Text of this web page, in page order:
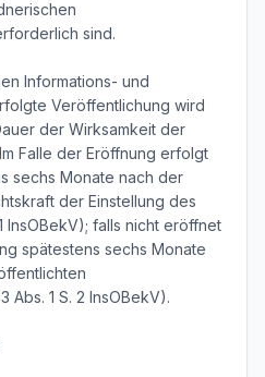
sind.
Informations- und
Veröffentlichung wird
der Wirksamkeit der
Falle der Eröffnung erfolgt
sechs Monate nach der
der Einstellung des
InsOBekV); falls nicht eröffnet
spätestens sechs Monate
Abs. 1 S. 2 InsOBekV).